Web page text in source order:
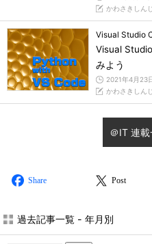
かわさきしん
Visual Studio
Visual
みよう
2021年4月23
かわさきしん
＠IT 連
Share Post
過去記事一覧 - 年月別